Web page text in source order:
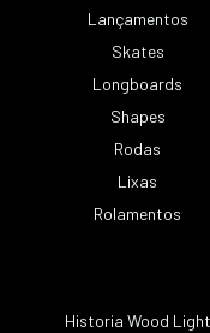
Lançamentos
Skates
Longboards
Shapes
Rodas
Lixas
Rolamentos
Historia Wood Light